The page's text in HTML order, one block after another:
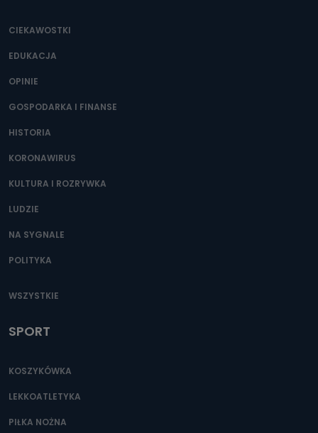
CIEKAWOSTKI
EDUKACJA
OPINIE
GOSPODARKA I FINANSE
HISTORIA
KORONAWIRUS
KULTURA I ROZRYWKA
LUDZIE
NA SYGNALE
POLITYKA
WSZYSTKIE
SPORT
KOSZYKÓWKA
LEKKOATLETYKA
PIŁKA NOŻNA